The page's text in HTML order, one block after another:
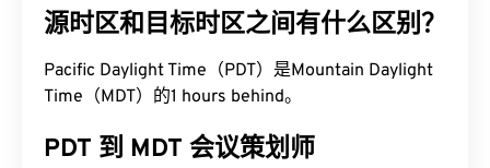
源时区和目标时区之间有什么区别？
Pacific Daylight Time（PDT）是Mountain Daylight
Time（MDT）的1 hours behind。
PDT 到 MDT 会议策划师